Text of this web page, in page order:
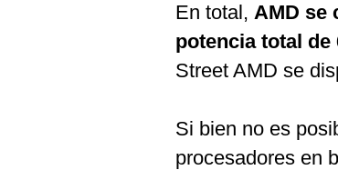
En total, AMD se
potencia total de
Street AMD se
Si bien no es
procesadores en